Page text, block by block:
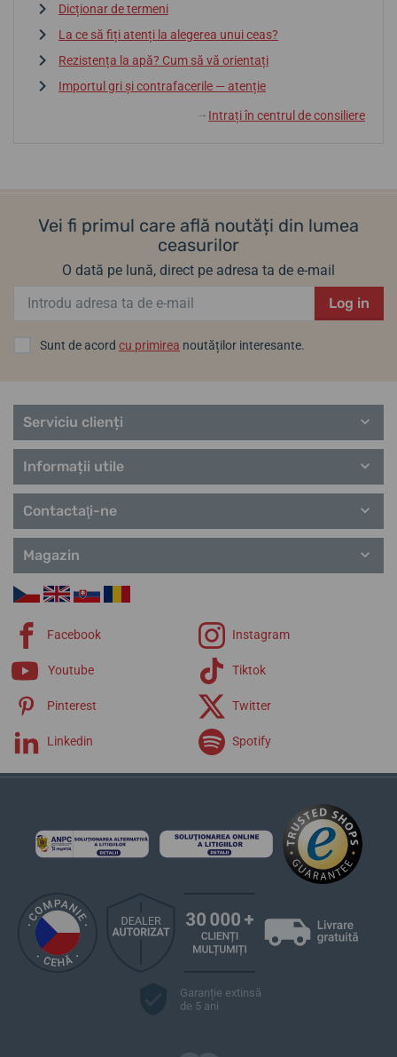
Dicționar de termeni
La ce să fiți atenți la alegerea unui ceas?
Rezistența la apă? Cum să vă orientați
Importul gri și contrafacerile — atenție
↓ Intrați în centrul de consiliere
Vei fi primul care află noutăți din lumea
ceasurilor
O dată pe lună, direct pe adresa ta de e-mail
Log in
Sunt de acord cu primirea noutăților interesante.
Serviciu clienți
Informații utile
Contactaţi-ne
Magazin
Facebook Instagram
Youtube Tiktok
Pinterest Twitter
Linkedin Spotify
Garanție extinsă
de 5 ani